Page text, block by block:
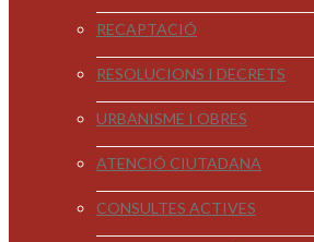
RECAPTACIÓ
RESOLUCIONS I DECRETS
URBANISME I OBRES
ATENCIÓ CIUTADANA
CONSULTES ACTIVES